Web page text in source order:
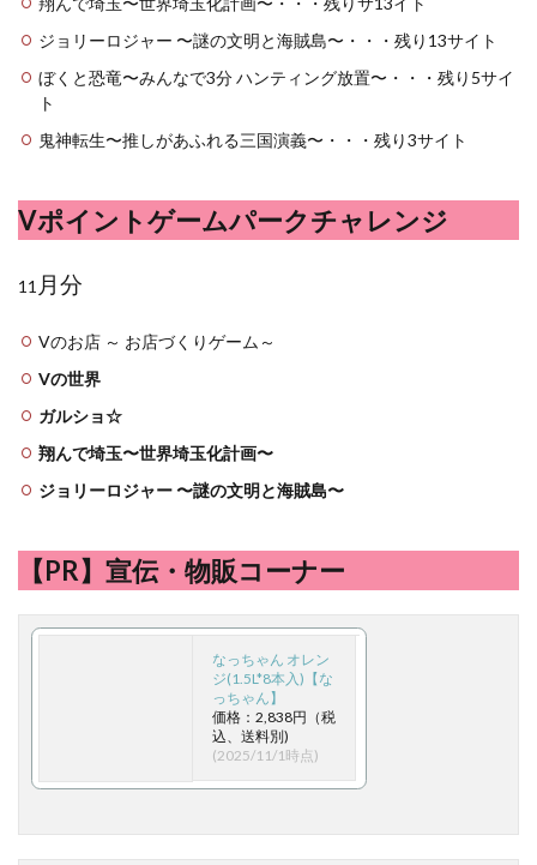
ジョリーロジャー 〜謎の文明と海賊島〜・・・残り13サイト
ぼくと恐竜〜みんなで3分 ハンティング放置〜・・・残り5サイ
ト
鬼神転生〜推しがあふれる三国演義〜・・・残り3サイト
Vポイントゲームパークチャレンジ
11 月分
Vのお店 ～ お店づくりゲーム～
Vの世界
ガルショ☆
翔んで埼玉〜世界埼玉化計画〜
ジョリーロジャー 〜謎の文明と海賊島〜
【PR】宣伝・物販コーナー
なっちゃん オレン
ジ(1.5L*8本入)【な
っちゃん】
価格：2,838円（税
込、送料別)
(2025/11/1時点)